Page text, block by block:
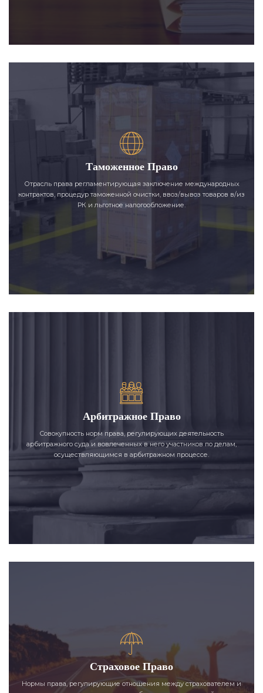
Таможенное Право
Отрасль права регламентирующая заключение международных
контрактов, процедур таможенной очистки, ввоз/вывоз товаров в/из
РК и льготное налогообложение.
Арбитражное Право
Совокупность норм права, регулирующих деятельность
арбитражного суда и вовлеченных в него участников по делам,
осуществляющимся в арбитражном процессе.
Страховое Право
Нормы права, регулирующие отношения между страхователем и